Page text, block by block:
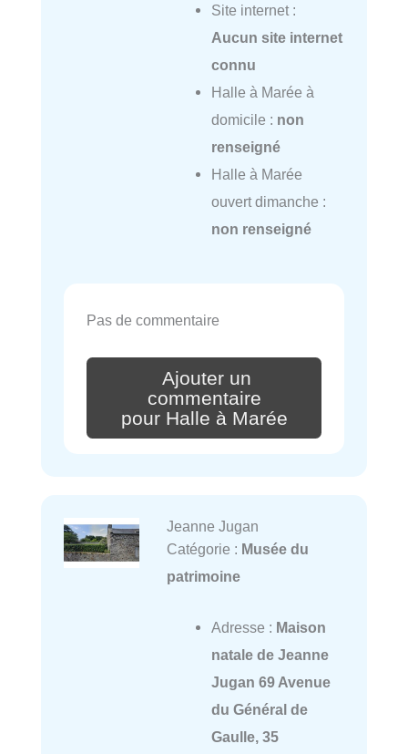
Site internet :
Aucun site internet
connu
Halle à Marée à
domicile : non
renseigné
Halle à Marée
ouvert dimanche :
non renseigné
Pas de commentaire
Ajouter un
commentaire
pour Halle à Marée
Jeanne Jugan
Catégorie : Musée du
patrimoine
Adresse : Maison
natale de Jeanne
Jugan 69 Avenue
du Général de
Gaulle, 35